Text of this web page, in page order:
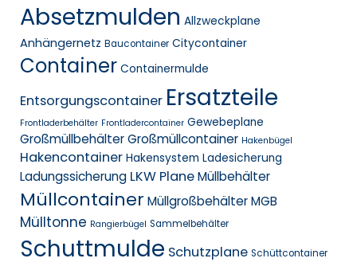
Absetzmulden Allzweckplane
Anhängernetz Baucontainer Citycontainer
Container Containermulde
Entsorgungscontainer Ersatzteile
Frontladerbehälter Frontladercontainer Gewebeplane
GroßmüllbehälterGroßmüllcontainer Hakenbügel
Hakencontainer Hakensystem Ladesicherung
Ladungssicherung LKW PlaneMüllbehälter
Müllcontainer Müllgroßbehälter MGB
Mülltonne Rangierbügel Sammelbehälter
Schuttmulde Schutzplane Schüttcontainer